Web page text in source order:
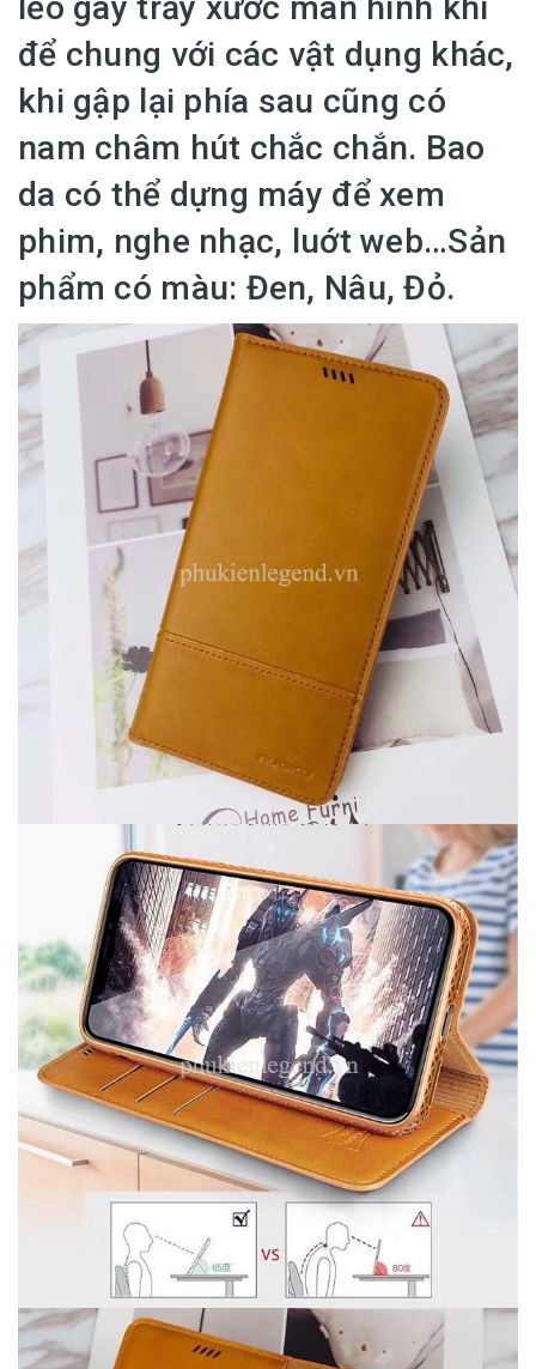
để chung với các vật dụng khác,
khi gập lại phía sau cũng có
nam châm hút chắc chắn. Bao
da có thể dựng máy để xem
phim, nghe nhạc, luớt web…Sản
phẩm có màu: Đen, Nâu, Đỏ.